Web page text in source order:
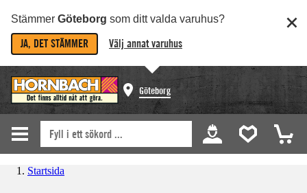
Stämmer Göteborg som ditt valda varuhus?
JA, DET STÄMMER Välj annat varuhus
Göteborg
Startsida